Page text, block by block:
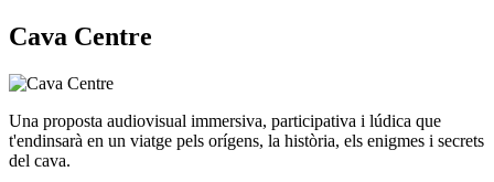
Cava Centre
Una proposta audiovisual immersiva, participativa i lúdica que
t'endinsarà en un viatge pels orígens, la història, els enigmes i secrets
del cava.